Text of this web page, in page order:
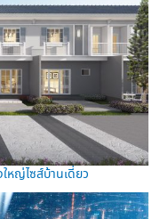
หญ่ไซส์บ้านเดี่ยว